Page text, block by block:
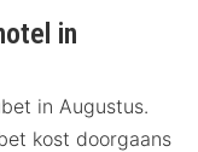
in
in Augustus.
kost doorgaans